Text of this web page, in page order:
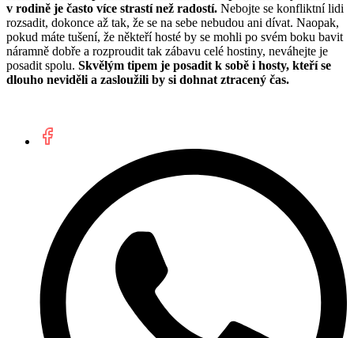
v rodině je často více strastí než radostí. Nebojte se konfliktní lidi
rozsadit, dokonce až tak, že se na sebe nebudou ani dívat. Naopak,
pokud máte tušení, že někteří hosté by se mohli po svém boku bavit
náramně dobře a rozproudit tak zábavu celé hostiny, neváhejte je
posadit spolu. Skvělým tipem je posadit k sobě i hosty, kteří se
dlouho neviděli a zasloužili by si dohnat ztracený čas.